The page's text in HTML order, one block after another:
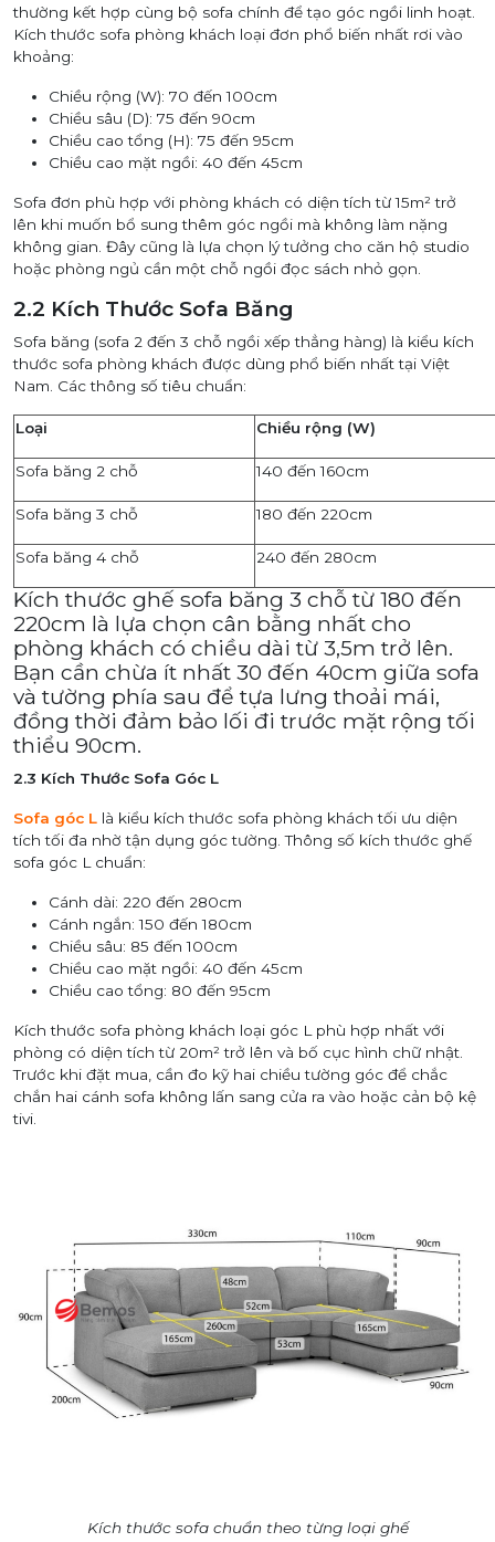
thường kết hợp cùng bộ sofa chính để tạo góc ngồi linh hoạt.
Kích thước sofa phòng khách loại đơn phổ biến nhất rơi vào
khoảng:
Chiều rộng (W): 70 đến 100cm
Chiều sâu (D): 75 đến 90cm
Chiều cao tổng (H): 75 đến 95cm
Chiều cao mặt ngồi: 40 đến 45cm
Sofa đơn phù hợp với phòng khách có diện tích từ 15m² trở
lên khi muốn bổ sung thêm góc ngồi mà không làm nặng
không gian. Đây cũng là lựa chọn lý tưởng cho căn hộ studio
hoặc phòng ngủ cần một chỗ ngồi đọc sách nhỏ gọn.
2.2 Kích Thước Sofa Băng
Sofa băng (sofa 2 đến 3 chỗ ngồi xếp thẳng hàng) là kiểu kích
thước sofa phòng khách được dùng phổ biến nhất tại Việt
Nam. Các thông số tiêu chuẩn:
Loại Chiều rộng (W)
Sofa băng 2 chỗ 140 đến 160cm
Sofa băng 3 chỗ 180 đến 220cm
Sofa băng 4 chỗ 240 đến 280cm
Kích thước ghế sofa băng 3 chỗ từ 180 đến
220cm là lựa chọn cân bằng nhất cho
phòng khách có chiều dài từ 3,5m trở lên.
Bạn cần chừa ít nhất 30 đến 40cm giữa sofa
và tường phía sau để tựa lưng thoải mái,
đồng thời đảm bảo lối đi trước mặt rộng tối
thiểu 90cm.
2.3 Kích Thước Sofa Góc L
Sofa góc L là kiểu kích thước sofa phòng khách tối ưu diện
tích tối đa nhờ tận dụng góc tường. Thông số kích thước ghế
sofa góc L chuẩn:
Cánh dài: 220 đến 280cm
Cánh ngắn: 150 đến 180cm
Chiều sâu: 85 đến 100cm
Chiều cao mặt ngồi: 40 đến 45cm
Chiều cao tổng: 80 đến 95cm
Kích thước sofa phòng khách loại góc L phù hợp nhất với
phòng có diện tích từ 20m² trở lên và bố cục hình chữ nhật.
Trước khi đặt mua, cần đo kỹ hai chiều tường góc để chắc
chắn hai cánh sofa không lấn sang cửa ra vào hoặc cản bộ kệ
tivi.
Kích thước sofa chuẩn theo từng loại ghế